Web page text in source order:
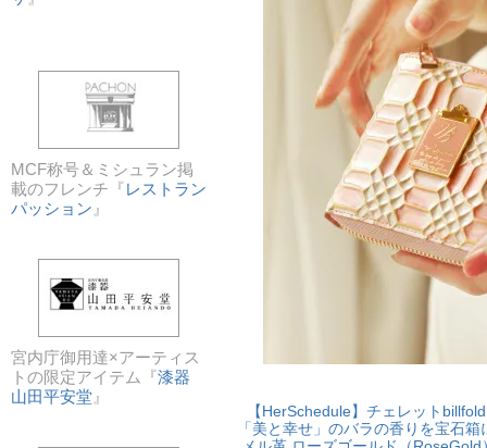
MCF称号＆ミシュラン掲
載のフレンチ『レストラン
パッション 』
宮内庁御用達×アーティス
トの限定アイテム『漆器
山田平安堂 』
【HerSchedule】チェレット
「美と幸せ」のバラの香りを宝石